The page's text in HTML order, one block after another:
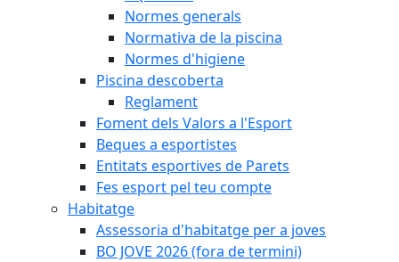
Normes generals
Normativa de la piscina
Normes d'higiene
Piscina descoberta
Reglament
Foment dels Valors a l'Esport
Beques a esportistes
Entitats esportives de Parets
Fes esport pel teu compte
Habitatge
Assessoria d'habitatge per a joves
BO JOVE 2026 (fora de termini)